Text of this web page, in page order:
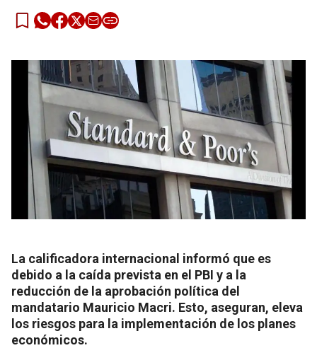
La calificadora internacional informó que es
debido a la caída prevista en el PBI y a la
reducción de la aprobación política del
mandatario Mauricio Macri. Esto, aseguran, eleva
los riesgos para la implementación de los planes
económicos.